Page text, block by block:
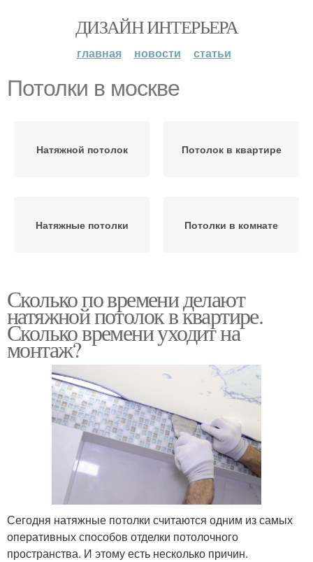
ДИЗАЙН ИНТЕРЬЕРА
главная новости статьи
Потолки в москве
Натяжной потолок Потолок в квартире
Натяжные потолки Потолки в комнате
Сколько по времени делают
натяжной потолок в квартире.
Сколько времени уходит на
монтаж?
Сегодня натяжные потолки считаются одним из самых
оперативных способов отделки потолочного
пространства. И этому есть несколько причин.